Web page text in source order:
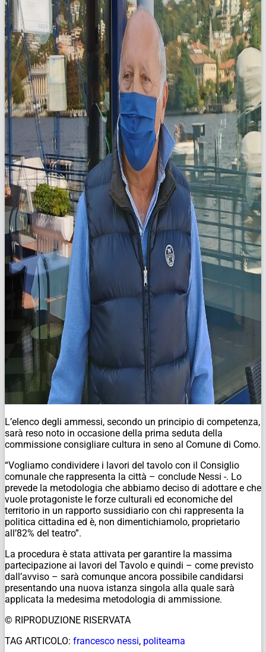
L’elenco degli ammessi, secondo un principio di competenza,
sarà reso noto in occasione della prima seduta della
commissione consigliare cultura in seno al Comune di Como.
“Vogliamo condividere i lavori del tavolo con il Consiglio
comunale che rappresenta la città – conclude Nessi -. Lo
prevede la metodologia che abbiamo deciso di adottare e che
vuole protagoniste le forze culturali ed economiche del
territorio in un rapporto sussidiario con chi rappresenta la
politica cittadina ed è, non dimentichiamolo, proprietario
all’82% del teatro”.
La procedura è stata attivata per garantire la massima
partecipazione ai lavori del Tavolo e quindi – come previsto
dall’avviso – sarà comunque ancora possibile candidarsi
presentando una nuova istanza singola alla quale sarà
applicata la medesima metodologia di ammissione.
© RIPRODUZIONE RISERVATA
TAG ARTICOLO: francesco nessi, politeama